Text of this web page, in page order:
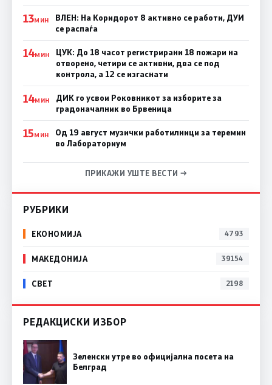
13МИН
ВЛЕН: На Коридорот 8 активно се работи, ДУИ
се распаѓа
14МИН
ЦУК: До 18 часот регистрирани 18 пожари на
отворено, четири се активни, два се под
контрола, а 12 се изгаснати
14МИН
ДИК го усвои Роковникот за изборите за
градоначалник во Брвеница
15МИН
Од 19 август музички работилници за теремин
во Лабораториум
ПРИКАЖИ УШТЕ ВЕСТИ →
РУБРИКИ
ЕКОНОМИЈА 4793
МАКЕДОНИЈА 39154
СВЕТ 2198
РЕДАКЦИСКИ ИЗБОР
Зеленски утре во официјална посета на
Белград